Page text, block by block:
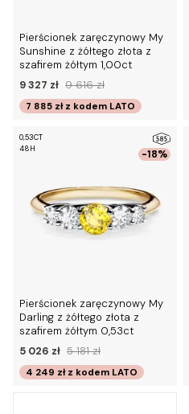
Pierścionek zaręczynowy My
Sunshine z żółtego złota z
szafirem żółtym 1,00ct
9 327 zł 9 616 zł
7 885 zł z kodem LATO
-18%
0,53CT
48H
Pierścionek zaręczynowy My
Darling z żółtego złota z
szafirem żółtym 0,53ct
5 026 zł 5 181 zł
4 249 zł z kodem LATO